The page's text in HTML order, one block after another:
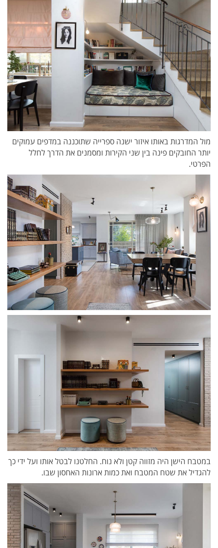
מול המדרגות באותו איזור ישנה ספרייה שתוכננה במדפים עמוקים
יותר החובקים פינה בין שני הקירות ומסמנים את הדרך לחלל
הפרטי.
במטבח הישן היה מזווה קטן ולא נוח. החלטנו לבטל אותו ועל ידי כך
להגדיל את שטח המטבח ואת כמות ארונות האחסון שבו.